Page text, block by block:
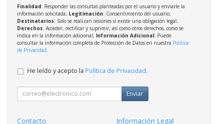
Finalidad: Responder las consultas planteadas por el usuario y enviarle la
información solicitada; Legitimación: Consentimiento del usuario;
Destinatarios: Solo se realizan cesiones si existe una obligación legal;
Derechos: Acceder, rectificar y suprimir, así como otros derechos, como se
indica en la información adicional; Información Adicional: Puede
consultar la información completa de Protección de Datos en nuestra Política
de Privacidad
He leído y acepto la Política de Privacidad.
Enviar
Contacto Información Legal